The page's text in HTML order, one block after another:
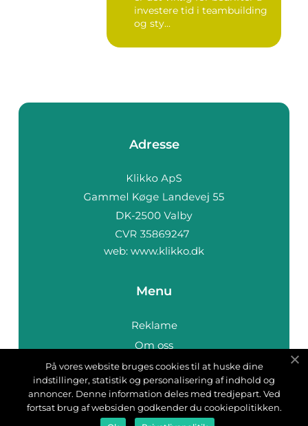
investere tid i teambuilding
og sty...
Adresse
web: www.klikko.dk
Menu
Reklame
Om oss
Cookies
Kontakt Oss
Sitemap
På vores website bruges cookies til at huske dine
indstillinger, statistik og personalisering af indhold og
annoncer. Denne information deles med tredjepart. Ved
fortsat brug af websiden godkender du cookiepolitikken.